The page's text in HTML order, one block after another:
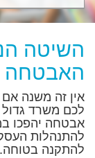
השיטה
האבטחה
אין זה משנה
לכם משרד
אבטחה יהפכו
להתנהלות
להתקנה בטוחה.